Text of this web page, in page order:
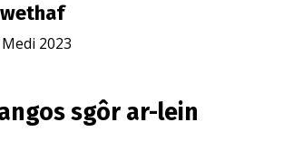
2023
sgôr ar-lein